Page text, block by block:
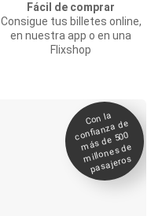
Fácil de comprar
Consigue tus billetes online,
en nuestra app o en una
Flixshop
Con la
confianza de
más de 500
millones de
pasajeros